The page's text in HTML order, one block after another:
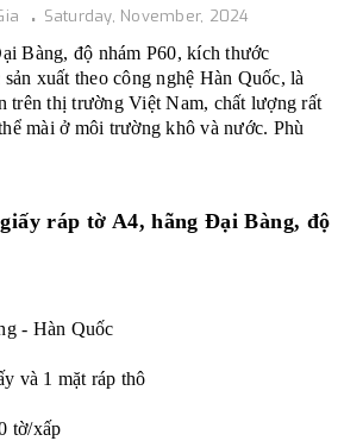
Saturday, November, 2024
Bàng, độ nhám P60, kích thước
xuất theo công nghệ Hàn Quốc, là
trên thị trường Việt Nam, chất lượng rất
mài ở môi trường khô và nước. Phù
giấy ráp tờ A4, hãng Đại Bàng, độ
- Hàn Quốc
và 1 mặt ráp thô
tờ/xấp